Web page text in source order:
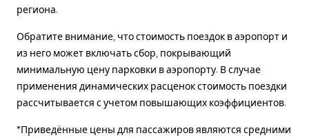
региона.
Обратите внимание, что стоимость поездок в аэропорт и
из него может включать сбор, покрывающий
минимальную цену парковки в аэропорту. В случае
применения динамических расценок стоимость поездки
рассчитывается с учетом повышающих коэффициентов.
*Приведённые цены для пассажиров являются средними